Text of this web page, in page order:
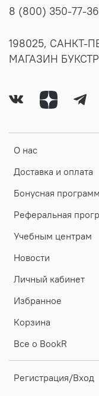
О нас
Доставка и оплата
Бонусная
Реферальная
Учебным центрам
Новости
Личный кабинет
Избранное
Корзина
Все о BookR
Регистрация/Вход
8 (800) 350-77-36
198025, САНКТ-
МАГАЗИН